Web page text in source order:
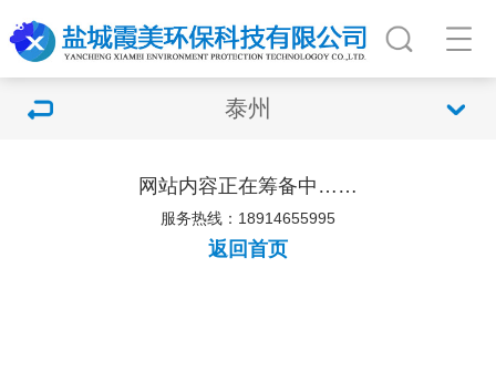
泰州
网站内容正在筹备中……
服务热线：18914655995
返回首页